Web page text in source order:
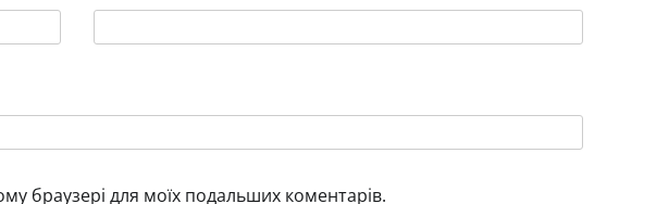
браузері для моїх подальших коментарів.